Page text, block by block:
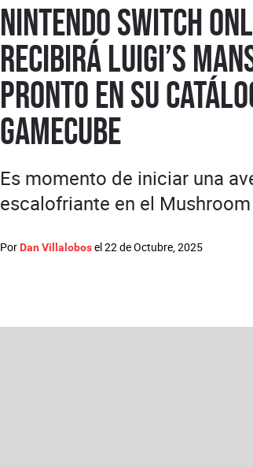
Nintendo Switch
recibirá Luigi’s
pronto en su
GameCube
Por Dan Villalobosel22 de Octubre, 2025
Es momento de iniciar una
escalofriante en el